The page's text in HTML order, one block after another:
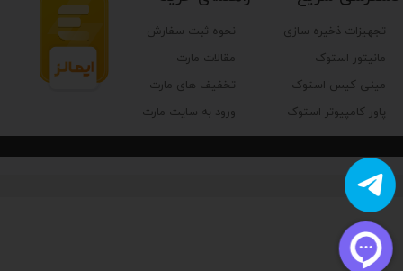
تجهیزات ذخیره سازی
مانیتور استوک
مینی کیس استوک
پاور کامپیوتر استوک
نحوه ثبت سفارش
مقالات مارت
تخفیف های مارت
ورود به سایت مارت